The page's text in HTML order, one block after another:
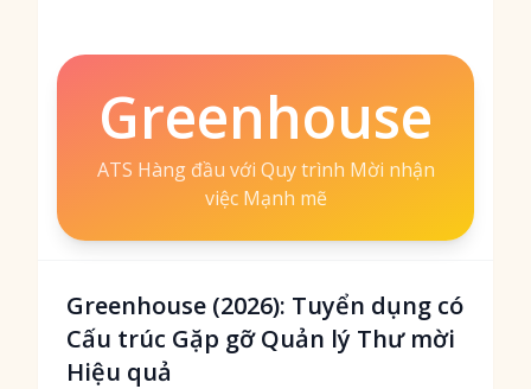
Greenhouse
ATS Hàng đầu với Quy trình Mời nhận
việc Mạnh mẽ
Greenhouse (2026): Tuyển dụng có
Cấu trúc Gặp gỡ Quản lý Thư mời
Hiệu quả